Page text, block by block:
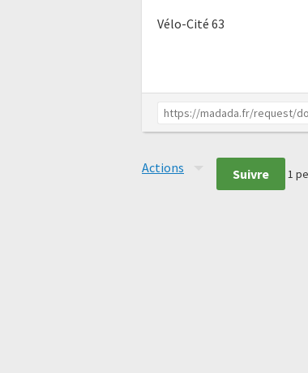
Vélo-Cité 63
Actions Suivre 1